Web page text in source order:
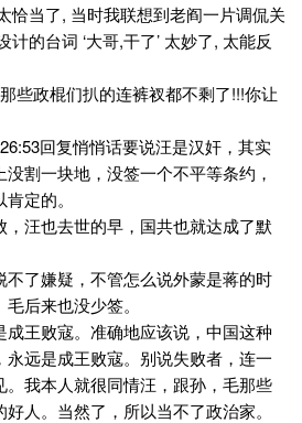
恰当了, 当时我联想到老阎一片调侃关
的台词 ‘大哥,干了’ 太妙了, 太能反
些政棍们扒的连裤衩都不剩了!!!你让
回复悄悄话要说汪是汉奸，其实
割一块地，没签一个不平等条约，
定的。
，汪也去世的早，国共也就达成了默
了嫌疑，不管怎么说外蒙是蒋的时
后来也没少签。
成王败寇。准确地应该说，中国这种
远是成王败寇。别说失败者，连一
我本人就很同情汪，跟孙，毛那些
人。当然了，所以当不了政治家。